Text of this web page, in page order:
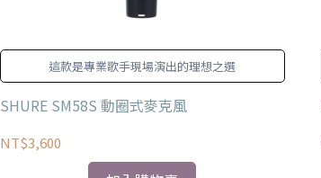
這款是專業歌手現場演出的理想之選
SHURE SM58S 動圈式麥克風
NT$3,600